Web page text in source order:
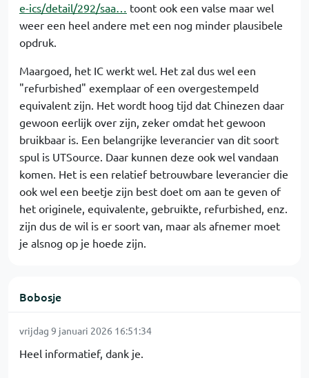
e-ics/detail/292/saa… toont ook een valse maar wel
weer een heel andere met een nog minder plausibele
opdruk.
Maargoed, het IC werkt wel. Het zal dus wel een
"refurbished" exemplaar of een overgestempeld
equivalent zijn. Het wordt hoog tijd dat Chinezen daar
gewoon eerlijk over zijn, zeker omdat het gewoon
bruikbaar is. Een belangrijke leverancier van dit soort
spul is UTSource. Daar kunnen deze ook wel vandaan
komen. Het is een relatief betrouwbare leverancier die
ook wel een beetje zijn best doet om aan te geven of
het originele, equivalente, gebruikte, refurbished, enz.
zijn dus de wil is er soort van, maar als afnemer moet
je alsnog op je hoede zijn.
Bobosje
vrijdag 9 januari 2026 16:51:34
Heel informatief, dank je.